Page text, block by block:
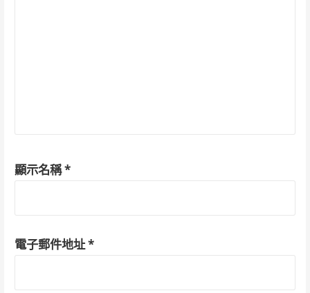
顯示名稱*
電子郵件地址*